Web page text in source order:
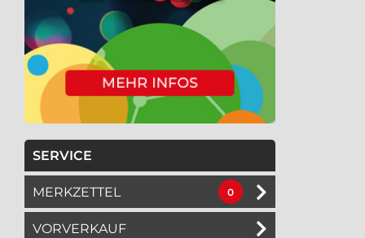
SERVICE
MERKZETTEL 0
VORVERKAUF